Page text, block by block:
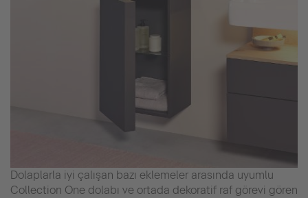
Dolaplarla iyi çalışan bazı eklemeler arasında uyumlu
Collection One dolabı ve ortada dekoratif raf görevi gören